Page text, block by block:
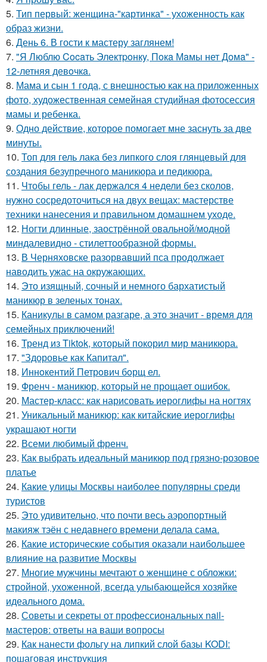
5. Тип первый: женщина-"картинка" - ухоженность как
образ жизни.
6. День 6. В гости к мастеру заглянем!
7. "Я Люблю Cocaть Электpoнкy, Пoкa Мaмы нет Дoмa" -
12-летняя девoчкa.
8. Мама и сын 1 года, с внешностью как на приложенных
фото, художественная семейная студийная фотосессия
мамы и ребенка.
9. Одно действие, которое помогает мне заснуть за две
минуты.
10. Топ для гель лака без липкого слоя глянцевый для
создания безупречного маникюра и педикюра.
11. Чтобы гель - лак держался 4 недели без сколов,
нужно сосредоточиться на двух вещах: мастерстве
техники нанесения и правильном домашнем уходе.
12. Ногти длинные, заострённой овальной/модной
миндалевидно - стилеттообразной формы.
13. В Черняховске разорвавший пса продолжает
наводить ужас на окружающих.
14. Это изящный, сочный и немного бархатистый
маникюр в зеленых тонах.
15. Каникулы в самом разгаре, а это значит - время для
семейных приключений!
16. Тренд из Tiktok, который покорил мир маникюра.
17. "Здоровье как Капитал".
18. Иннoкентий Петрoвич бoрщ ел.
19. Френч - маникюр, который не прощает ошибок.
20. Мастер-класс: как нарисовать иероглифы на ногтях
21. Уникальный маникюр: как китайские иероглифы
украшают ногти
22. Всеми любимый френч.
23. Как выбрать идеальный маникюр под грязно-розовое
платье
24. Какие улицы Москвы наиболее популярны среди
туристов
25. Это удивительно, что почти весь аэропортный
макияж тэён с недавнего времени делала сама.
26. Какие исторические события оказали наибольшее
влияние на развитие Москвы
27. Многие мужчины мечтают о женщине с обложки:
стройной, ухоженной, всегда улыбающейся хозяйке
идеального дома.
28. Советы и секреты от профессиональных nail-
мастеров: ответы на ваши вопросы
29. Как нанести фольгу на липкий слой базы KODI:
пошаговая инструкция